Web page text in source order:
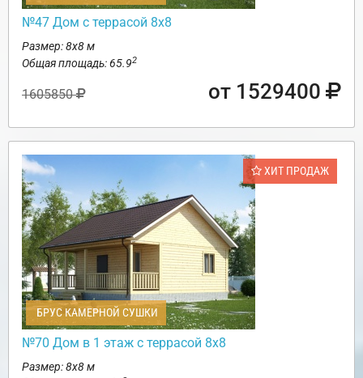
№47 Дом с террасой 8х8
Размер: 8х8 м
Общая площадь: 65.92
1605850 от 1529400
ХИТ ПРОДАЖ
БРУС КАМЕРНОЙ СУШКИ
№70 Дом в 1 этаж с террасой 8х8
Размер: 8х8 м